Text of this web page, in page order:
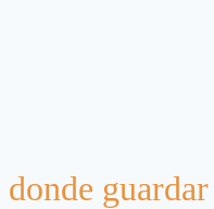
donde